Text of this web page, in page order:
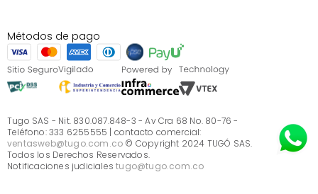
S.A.S
Términos, condiciones y restricciones Tugó S.A.S
Instructivo cuidado de muebles
Sé parte de Tugó
¿Quiénes somos?
Servicio al cliente
¿Quieres vender en Tugó?
Métodos de pago
Tugo SAS - Nit. 830.087.848-3 - Av Cra 68 No. 80-76 -
Teléfono: 333 6255555 | contacto comercial:
ventasweb@tugo.com.co © Copyright 2024 TUGÓ SAS.
Todos los Derechos Reservados.
Notificaciones judicialestugo@tugo.com.co